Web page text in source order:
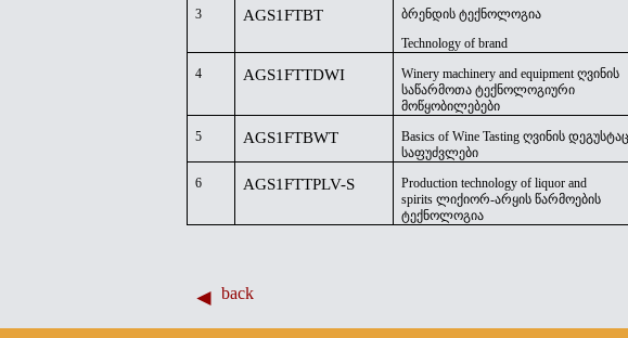
3 AGS1FTBT
ბრენდის ტექნოლოგია
Technology of brand
4 AGS1FTTDWI
Winery machinery and equipment ღვინის
საწარმოთა ტექნოლოგიური
მოწყობილებები
5 AGS1FTBWT Basics of Wine Tastingღვინის
საფუძვლები
6 AGS1FTTPLV-S
Production technology of liquor and
spiritsლიქიორ-არყის წარმოების
ტექნოლოგია
back